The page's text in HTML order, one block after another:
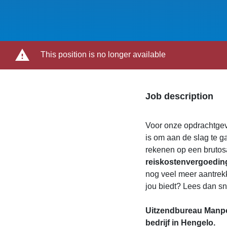
This position is no longer available
Job description
Voor onze
is om aan de slag te
rekenen op een
nog veel meer
jou biedt? Lees dan
Uitzendbureau
bedrijf in Hengelo.